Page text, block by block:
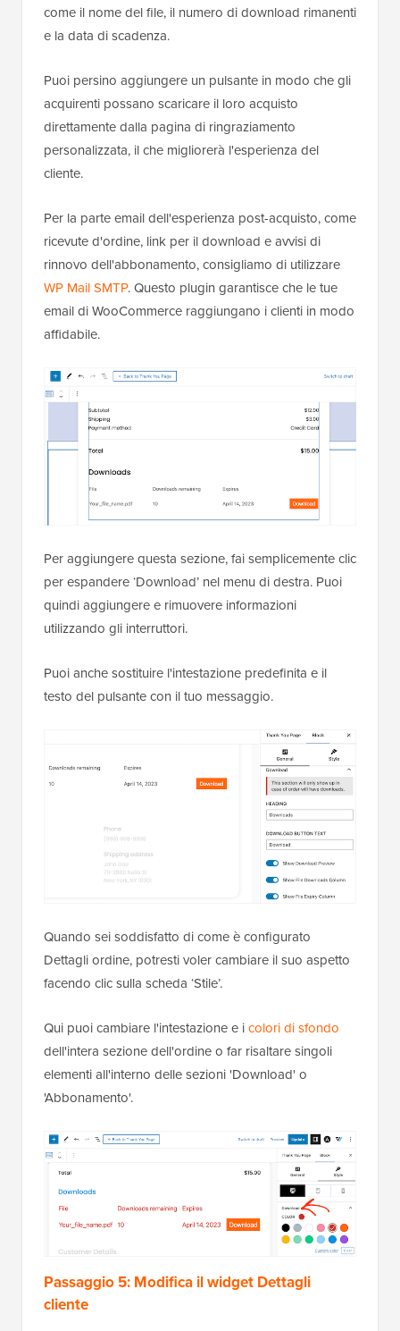
come il nome del file, il numero di download rimanenti
e la data di scadenza.
Puoi persino aggiungere un pulsante in modo che gli
acquirenti possano scaricare il loro acquisto
direttamente dalla pagina di ringraziamento
personalizzata, il che migliorerà l'esperienza del
cliente.
Per la parte email dell'esperienza post-acquisto, come
ricevute d'ordine, link per il download e avvisi di
rinnovo dell'abbonamento, consigliamo di utilizzare
WP Mail SMTP. Questo plugin garantisce che le tue
email di WooCommerce raggiungano i clienti in modo
affidabile.
Per aggiungere questa sezione, fai semplicemente clic
per espandere ‘Download’ nel menu di destra. Puoi
quindi aggiungere e rimuovere informazioni
utilizzando gli interruttori.
Puoi anche sostituire l'intestazione predefinita e il
testo del pulsante con il tuo messaggio.
Quando sei soddisfatto di come è configurato
Dettagli ordine, potresti voler cambiare il suo aspetto
facendo clic sulla scheda ‘Stile’.
Qui puoi cambiare l'intestazione e icolori di sfondo
dell'intera sezione dell'ordine o far risaltare singoli
elementi all'interno delle sezioni 'Download' o
'Abbonamento'.
Passaggio 5: Modifica il widget Dettagli
cliente